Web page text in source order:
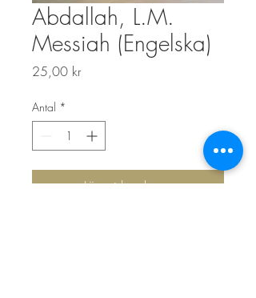
Abdallah, L.M.
Messiah (Engelska)
25,00 krPris
Antal *
Lägg i kundvagn